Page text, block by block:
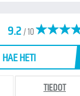
9.2/ 10
HAE HETI
TIEDOT